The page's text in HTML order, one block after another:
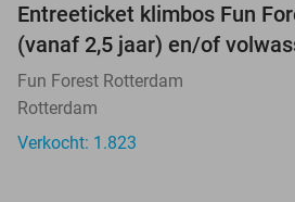
Entreeticket klimbos Fun
(vanaf 2,5 jaar) en/of
Fun Forest Rotterdam
Rotterdam
Verkocht: 1.823